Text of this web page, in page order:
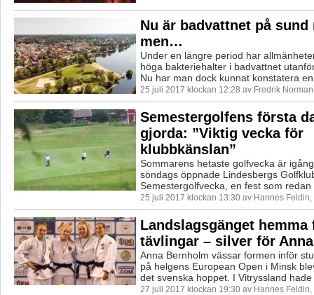
Nu är badvattnet på sund
men…
Under en längre period har
höga bakteriehalter i badvattnet
Nu har man dock kunnat konstatera
25 juli 2017 klockan 12:28 av Fredrik
Semestergolfens första
gjorda: ”Viktig vecka för
klubbkänslan”
Sommarens hetaste golfvecka är
söndags öppnade Lindesbergs
Semestergolfvecka, en fest som redan
25 juli 2017 klockan 13:30 av Hannes
Landslagsgänget hemma
tävlingar – silver för Anna
Anna Bernholm vässar formen inför
på helgens European Open i Minsk
det svenska hoppet. I Vitryssland hade
27 juli 2017 klockan 19:30 av Hannes